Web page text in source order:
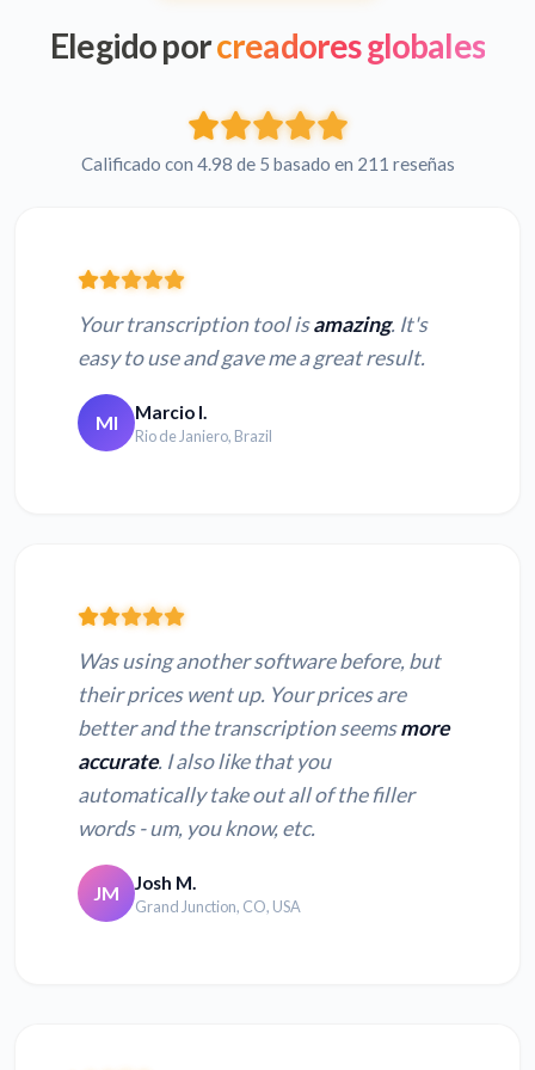
Elegido porcreadores globales
Calificado con 4.98 de 5 basado en 211 reseñas
Your transcription tool isamazing. It's
easy to use and gave me a great result.
MI Marcio I.
Rio de Janiero, Brazil
Was using another software before, but
their prices went up. Your prices are
better and the transcription seemsmore
accurate. I also like that you
automatically take out all of the filler
words - um, you know, etc.
JM Josh M.
Grand Junction, CO, USA